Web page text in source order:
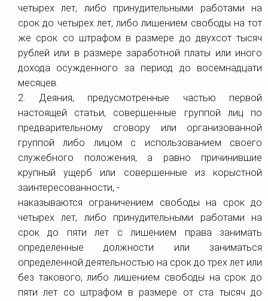
четырех лет, либо принудительными работами на
срок до четырех лет, либо лишением свободы на тот
же срок со штрафом в размере до двухсот тысяч
рублей или в размере заработной платы или иного
дохода осужденного за период до восемнадцати
месяцев.
2. Деяния, предусмотренные частью первой
настоящей статьи, совершенные группой лиц по
предварительному сговору или организованной
группой либо лицом с использованием своего
служебного положения, а равно причинившие
крупный ущерб или совершенные из корыстной
заинтересованности, -
наказываются ограничением свободы на срок до
четырех лет, либо принудительными работами на
срок до пяти лет с лишением права занимать
определенные должности или заниматься
определенной деятельностью на срок до трех лет или
без такового, либо лишением свободы на срок до
пяти лет со штрафом в размере от ста тысяч до